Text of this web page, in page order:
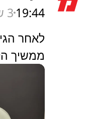
19:44 3 שעות
לאחר
ממשיך